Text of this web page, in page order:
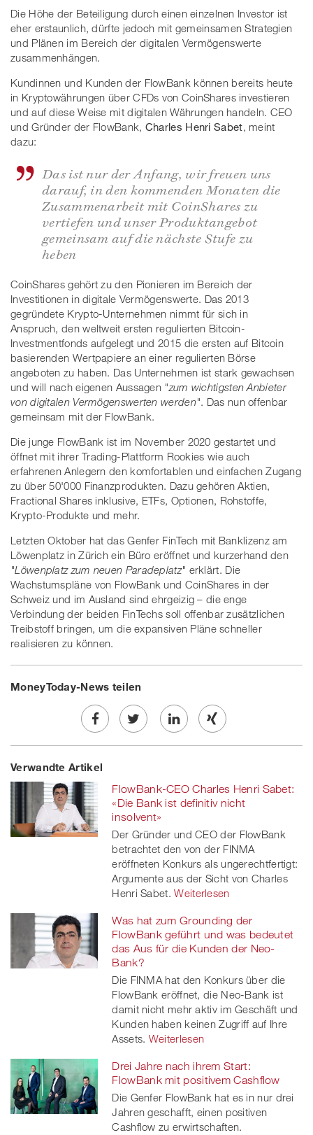
Die Höhe der Beteiligung durch einen einzelnen Investor ist
eher erstaunlich, dürfte jedoch mit gemeinsamen Strategien
und Plänen im Bereich der digitalen Vermögenswerte
zusammenhängen.
Kundinnen und Kunden der FlowBank können bereits heute
in Kryptowährungen über CFDs von CoinShares investieren
und auf diese Weise mit digitalen Währungen handeln. CEO
und Gründer der FlowBank, Charles Henri Sabet, meint
dazu:
Das ist nur der Anfang, wir freuen uns
darauf, in den kommenden Monaten die
Zusammenarbeit mit CoinShares zu
vertiefen und unser Produktangebot
gemeinsam auf die nächste Stufe zu
heben
CoinShares gehört zu den Pionieren im Bereich der
Investitionen in digitale Vermögenswerte. Das 2013
gegründete Krypto-Unternehmen nimmt für sich in
Anspruch, den weltweit ersten regulierten Bitcoin-
Investmentfonds aufgelegt und 2015 die ersten auf Bitcoin
basierenden Wertpapiere an einer regulierten Börse
angeboten zu haben. Das Unternehmen ist stark gewachsen
und will nach eigenen Aussagen "zum wichtigsten Anbieter
von digitalen Vermögenswerten werden". Das nun offenbar
gemeinsam mit der FlowBank.
Die junge FlowBank ist im November 2020 gestartet und
öffnet mit ihrer Trading-Plattform Rookies wie auch
erfahrenen Anlegern den komfortablen und einfachen Zugang
zu über 50'000 Finanzprodukten. Dazu gehören Aktien,
Fractional Shares inklusive, ETFs, Optionen, Rohstoffe,
Krypto-Produkte und mehr.
Letzten Oktober hat das Genfer FinTech mit Banklizenz am
Löwenplatz in Zürich ein Büro eröffnet und kurzerhand den
"Löwenplatz zum neuen Paradeplatz" erklärt. Die
Wachstumspläne von FlowBank und CoinShares in der
Schweiz und im Ausland sind ehrgeizig – die enge
Verbindung der beiden FinTechs soll offenbar zusätzlichen
Treibstoff bringen, um die expansiven Pläne schneller
realisieren zu können.
MoneyToday-News teilen
Share
on
Facebook
Twe
on
twitt
er
Share
linkedin
Share
Xing
Verwandte Artikel
FlowBank-CEO Charles Henri Sabet:
«Die Bank ist definitiv nicht
insolvent»
Der Gründer und CEO der FlowBank
betrachtet den von der FINMA
eröffneten Konkurs als ungerechtfertigt:
Argumente aus der Sicht von Charles
Henri Sabet. Weiterlesen
Was hat zum Grounding der
FlowBank geführt und was bedeutet
das Aus für die Kunden der Neo-
Bank?
Die FINMA hat den Konkurs über die
FlowBank eröffnet, die Neo-Bank ist
damit nicht mehr aktiv im Geschäft und
Kunden haben keinen Zugriff auf Ihre
Assets. Weiterlesen
Drei Jahre nach ihrem Start:
FlowBank mit positivem Cashflow
Die Genfer FlowBank hat es in nur drei
Jahren geschafft, einen positiven
Cashflow zu erwirtschaften.